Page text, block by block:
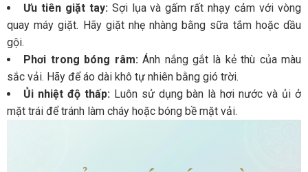
Ưu tiên giặt tay:Sợi lụa và gấm rất nhạy cảm với vòng
quay máy giặt. Hãy giặt nhẹ nhàng bằng sữa tắm hoặc dầu
gội.
Phơi trong bóng râm:Ánh nắng gắt là kẻ thù của màu
sắc vải. Hãy để áo dài khô tự nhiên bằng gió trời.
Ủi nhiệt độ thấp:Luôn sử dụng bàn là hơi nước và ủi ở
mặt trái để tránh làm cháy hoặc bóng bề mặt vải.